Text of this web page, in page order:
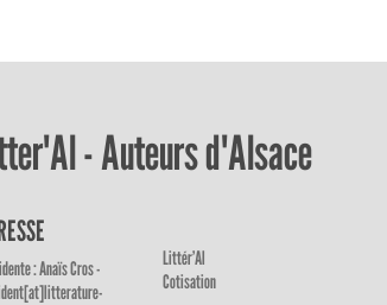
- Auteurs d'Alsace
: Anaïs Cros -
Littér’Al
Cotisation